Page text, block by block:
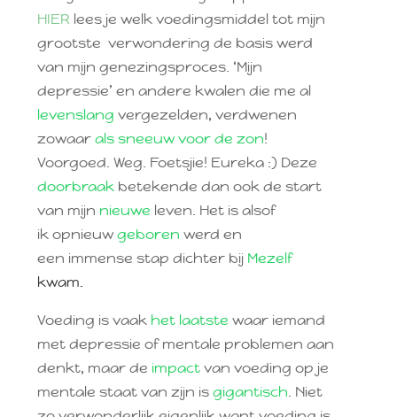
HIER lees je welk voedingsmiddel tot mijn
grootste verwondering de basis werd
van mijn genezingsproces. ‘Mijn
depressie’ en andere kwalen die me al
levenslang vergezelden, verdwenen
zowaarals sneeuw voor de zon!
Voorgoed. Weg. Foetsjie! Eureka :) Deze
doorbraak betekende dan ook de start
van mijn nieuwe leven. Het is alsof
ik opnieuwgeboren werd en
een immense stap dichter bij Mezelf
kwam.
Voeding is vaak het laatste waar iemand
met depressie of mentale problemen aan
denkt, maar de impactvan voeding op je
mentale staat van zijn isgigantisch. Niet